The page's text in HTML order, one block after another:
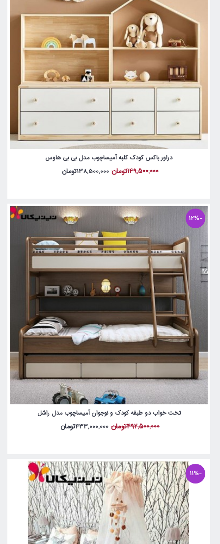
دراور باکس کودک کلبه آمیساچوب مدل بی بی هاوس
149,500,000تومان 138,500,000تومان
-12%
تخت خواب دو طبقه کودک و نوجوان آمیساچوب مدل راشل
492,500,000تومان 433,000,000تومان
-11%